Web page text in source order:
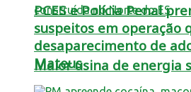
Maior usina de energia
PCES e Polícia Penal
suspeitos em operação
desaparecimento de
Mateus